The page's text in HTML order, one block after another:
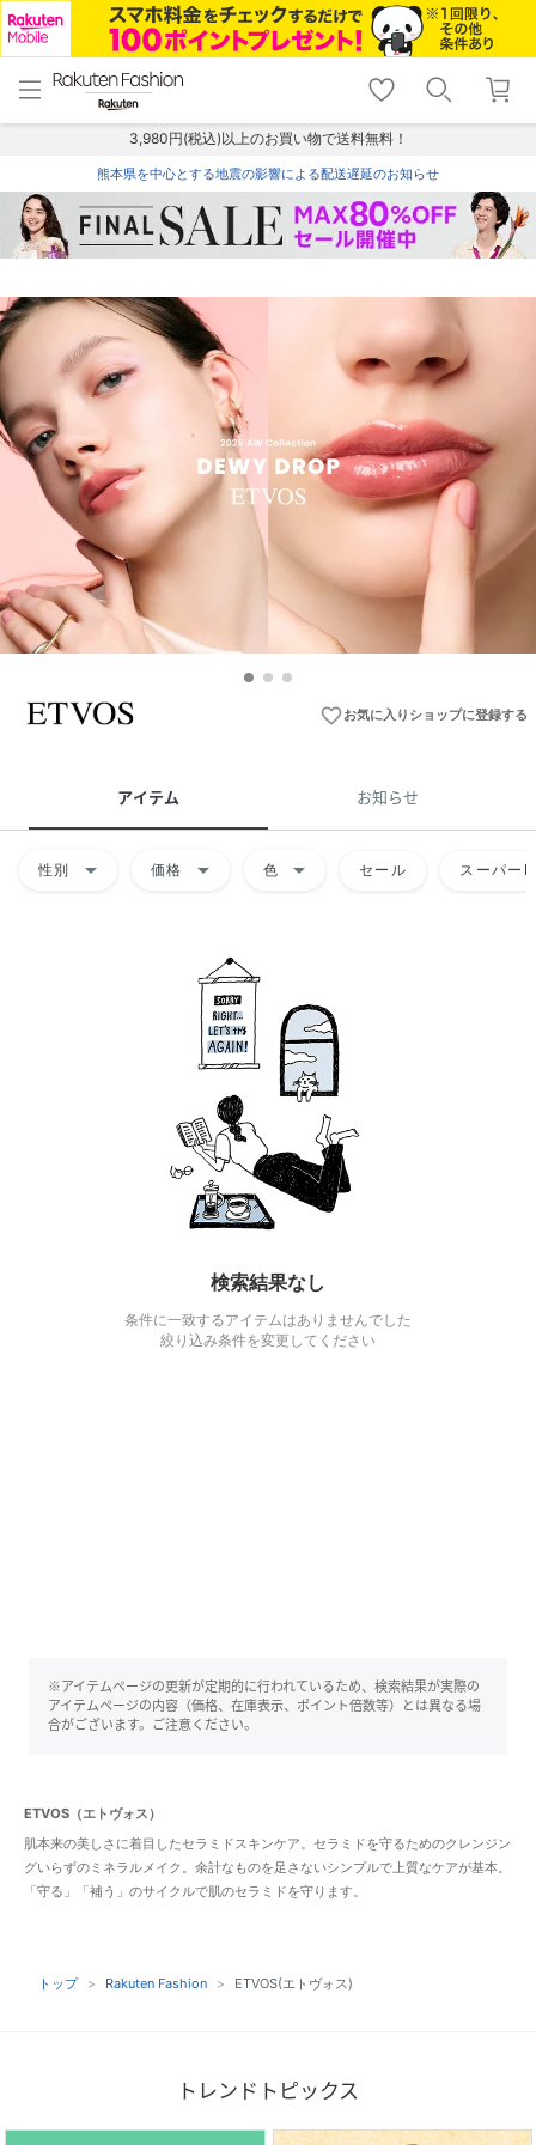
menu home
トップ
shopping_cart lock_outline
ログイン
3,980円(税込)以上のお買い物で送料無料！
熊本県を中心とする地震の影響による配送遅延のお知らせ
favorite_borderお気に入りショップに登録する
アイテム お知らせ
性別 arrow_drop_down 価格 arrow_drop_down 色 arrow_drop_down セール スーパー
検索結果なし
条件に一致するアイテムはありませんでした
絞り込み条件を変更してください
※アイテムページの更新が定期的に行われているため、検索結果が実際の
アイテムページの内容（価格、在庫表示、ポイント倍数等）とは異なる場
合がございます。ご注意ください。
ETVOS（エトヴォス）
肌本来の美しさに着目したセラミドスキンケア。セラミドを守るためのクレンジン
グいらずのミネラルメイク。余計なものを足さないシンプルで上質なケアが基本。
「守る」「補う」のサイクルで肌のセラミドを守ります。
トップ Rakuten Fashion ETVOS(エトヴォス)
トレンドトピックス